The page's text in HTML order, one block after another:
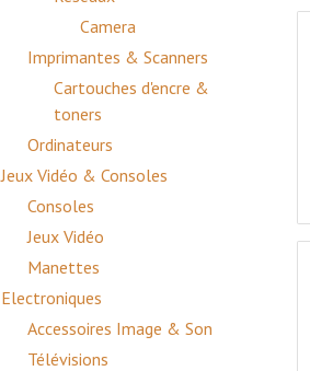
Camera
Imprimantes & Scanners
Cartouches d'encre &
toners
Ordinateurs
Jeux Vidéo & Consoles
Consoles
Jeux Vidéo
Manettes
Electroniques
Accessoires Image & Son
Télévisions